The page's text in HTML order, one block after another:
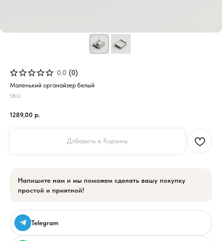
0.0 (0)
Маленький органайзер белый
SKU:
1289,00 р.
Добавить в Корзину
Напишите нам и мы поможем сделать вашу покупку
простой и приятной!
Telegram